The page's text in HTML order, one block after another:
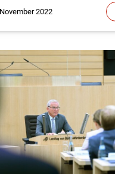
November 2022